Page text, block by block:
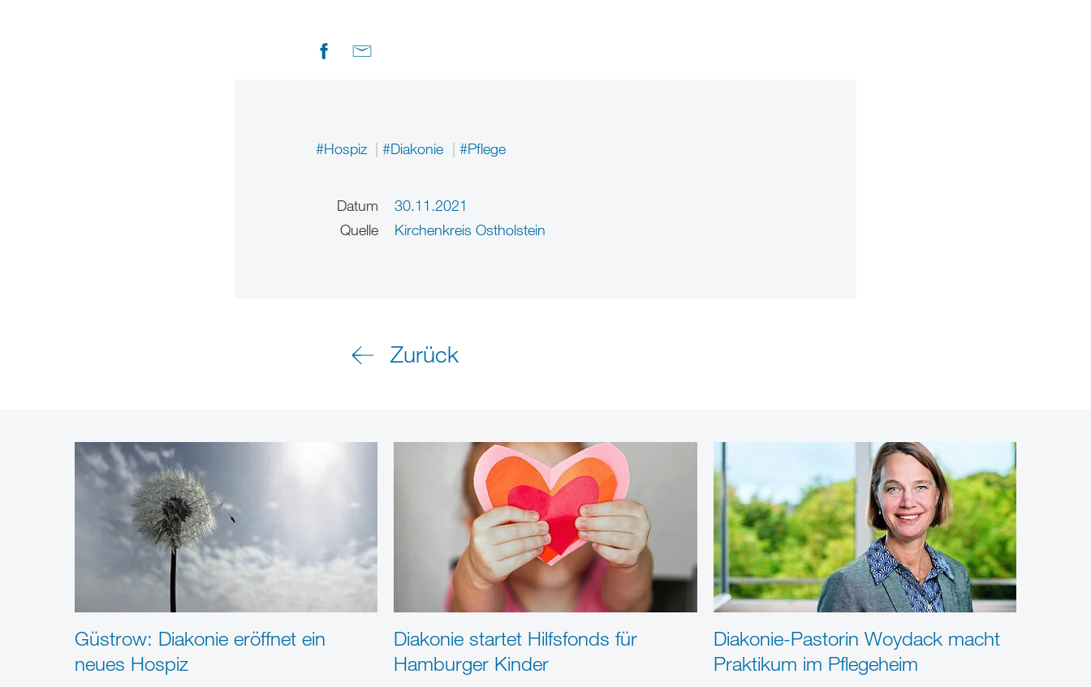
#Hospiz #Diakonie #Pflege
Datum
30.11.2021
Quelle
Kirchenkreis Ostholstein
Zurück
Güstrow: Diakonie eröffnet ein
neues Hospiz
Diakonie startet Hilfsfonds für
Hamburger Kinder
Diakonie-Pastorin Woydack macht
Praktikum im Pflegeheim